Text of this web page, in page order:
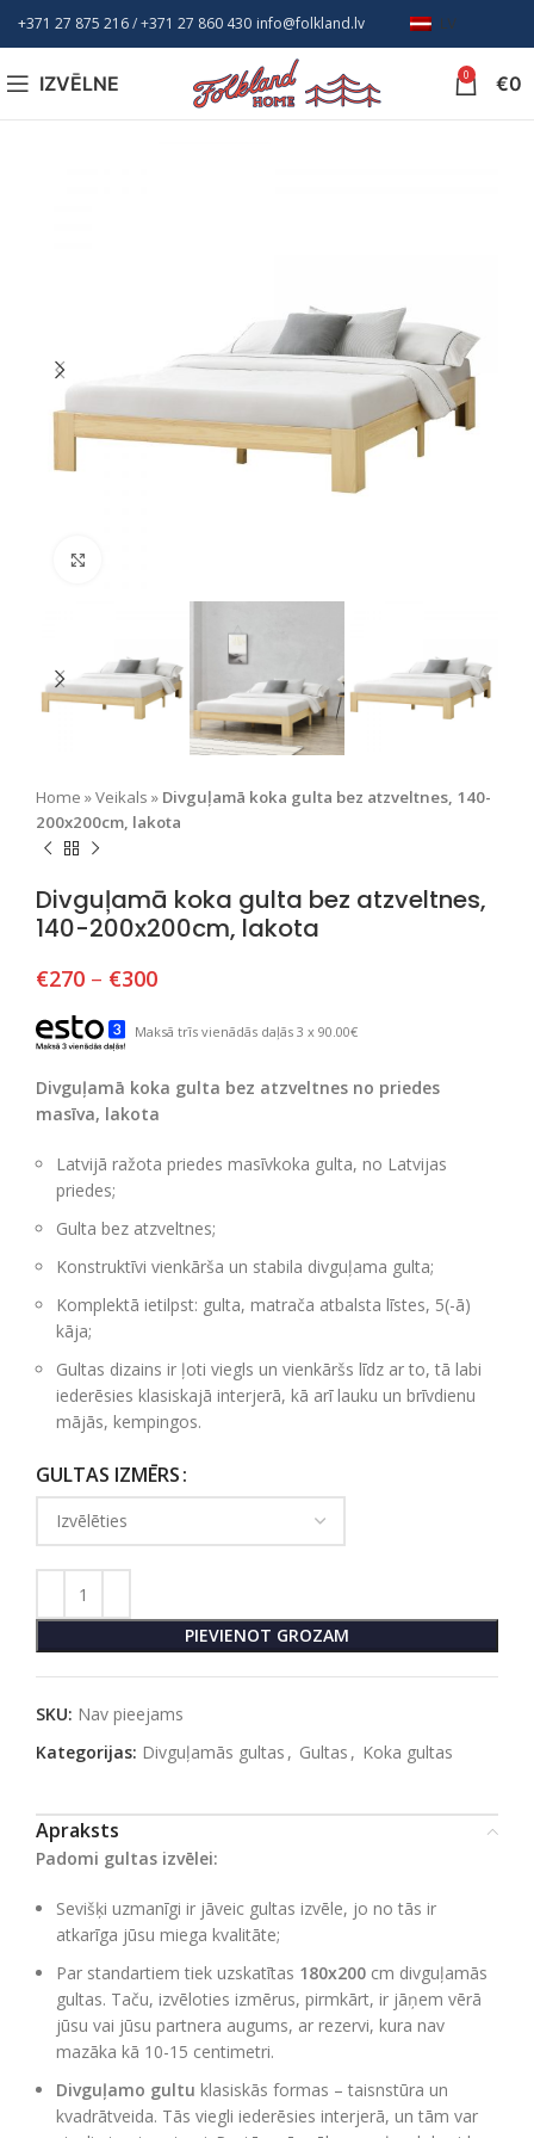
+371 27 875 216/ +371 27 860 430 info@folkland.lv LV
IZVĒLNE 0 €0
Home »Veikals » Divguļamā koka gulta bez atzveltnes, 140-
200x200cm, lakota
Divguļamā koka gulta bez atzveltnes,
140-200x200cm, lakota
€270 – €300
Maksā trīs vienādās daļās 3 x 90.00€
Divguļamā koka gulta bez atzveltnes no priedes
masīva, lakota
Latvijā ražota priedes masīvkoka gulta, no Latvijas
priedes;
Gulta bez atzveltnes;
Konstruktīvi vienkārša un stabila divguļama gulta;
Komplektā ietilpst: gulta, matrača atbalsta līstes, 5(-ā)
kāja;
Gultas dizains ir ļoti viegls un vienkāršs līdz ar to, tā labi
iederēsies klasiskajā interjerā, kā arī lauku un brīvdienu
mājās, kempingos.
GULTAS IZMĒRS
PIEVIENOT GROZAM
SKU: Nav pieejams
Kategorijas: Divguļamās gultas , Gultas , Koka gultas
Apraksts
Padomi gultas izvēlei:
Sevišķi uzmanīgi ir jāveic gultas izvēle, jo no tās ir
atkarīga jūsu miega kvalitāte;
Par standartiem tiek uzskatītas 180х200 cm divguļamās
gultas. Taču, izvēloties izmērus, pirmkārt, ir jāņem vērā
jūsu vai jūsu partnera augums, ar rezervi, kura nav
mazāka kā 10-15 centimetri.
Divguļamo gultu klasiskās formas – taisnstūra un
kvadrātveida. Tās viegli iederēsies interjerā, un tām var